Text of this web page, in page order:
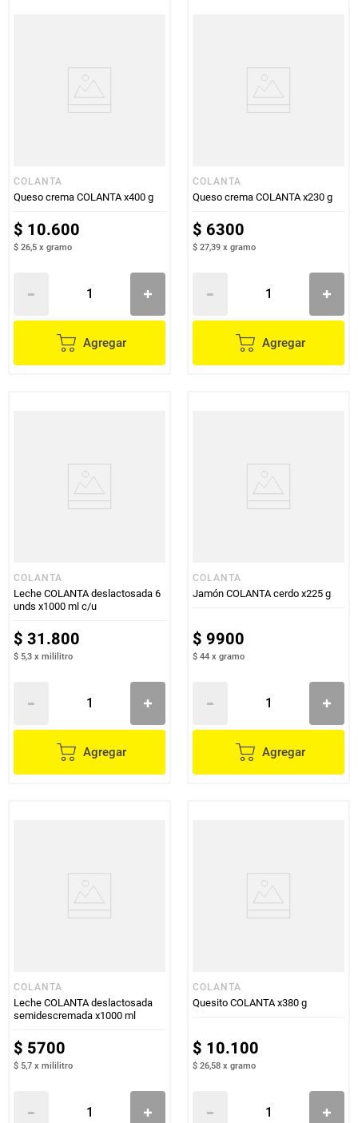
COLANTA
Queso crema COLANTA x400 g
$ 10.600
$ 26,5 x gramo
Agregar
COLANTA
Queso crema COLANTA x230 g
$ 6300
$ 27,39 x gramo
Agregar
COLANTA
Leche COLANTA deslactosada 6
unds x1000 ml c/u
$ 31.800
$ 5,3 x mililitro
Agregar
COLANTA
Jamón COLANTA cerdo x225 g
$ 9900
$ 44 x gramo
Agregar
COLANTA
Leche COLANTA deslactosada
semidescremada x1000 ml
$ 5700
$ 5,7 x mililitro
COLANTA
Quesito COLANTA x380 g
$ 10.100
$ 26,58 x gramo